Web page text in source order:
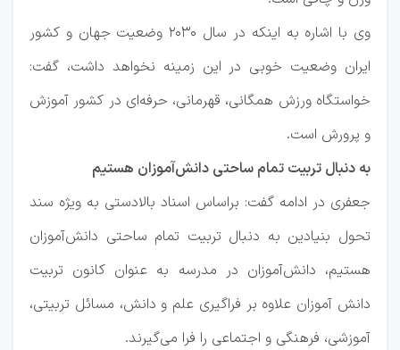
وی با اشاره به اینکه در سال ۲۰۳۰ وضعیت جهان و کشور
ایران وضعیت خوبی در این زمینه نخواهد داشت، گفت:
خواستگاه ورزش همگانی، قهرمانی، حرفه‌ای در کشور آموزش
و پرورش است.
به دنبال تربیت تمام ساحتی دانش‌آموزان هستیم
جعفری در ادامه گفت: براساس اسناد بالادستی به ویژه سند
تحول بنیادین به دنبال تربیت تمام ساحتی دانش‌آموزان
هستیم، دانش‌آموزان در مدرسه به عنوان کانون تربیت
دانش آموزان علاوه بر فراگیری علم و دانش، مسائل تربیتی،
آموزشی، فرهنگی و اجتماعی را فرا می‌گیرند.